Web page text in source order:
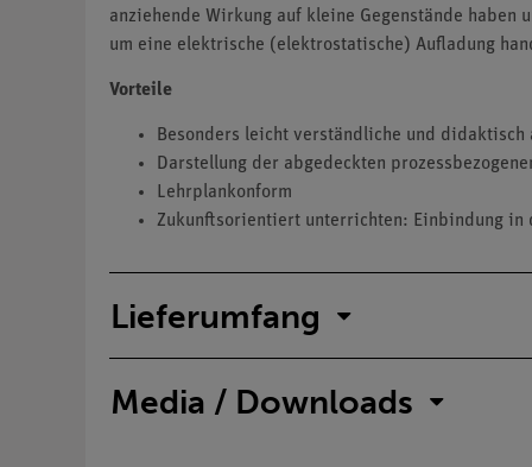
anziehende Wirkung auf kleine Gegenstände haben
um eine elektrische (elektrostatische) Aufladung
Vorteile
Besonders leicht verständliche und
Darstellung der abgedeckten
Lehrplankonform
Zukunftsorientiert unterrichten: Einbindung in
Lieferumfang
Media / Downloads